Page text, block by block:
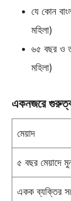
যে কোন
মহিলা)
৬৫ বছর ও
মহিলা)
একনজরে
মেয়াদ
৫ বছর মেয়াদে
একক ব্যক্তির